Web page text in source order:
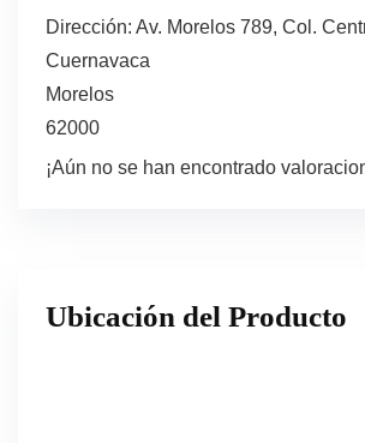
Dirección: Av. Morelos 789, Col.
Cuernavaca
Morelos
62000
¡Aún no se han encontrado
Ubicación del Producto